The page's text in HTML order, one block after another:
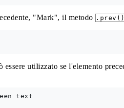
"Mark", il metodo .prev()
essere utilizzato se l'elemento
text